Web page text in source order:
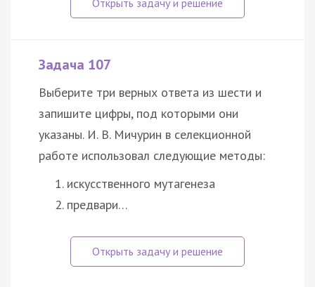
Задача 107
Выберите три верных ответа из шести и
запишите цифры, под которыми они
указаны. И. В. Мичурин в селекционной
работе использовал следующие методы:
искусственного мутагенеза
предвари…